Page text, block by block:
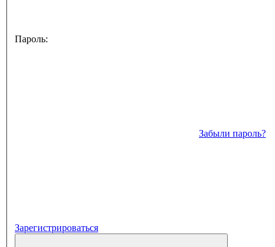
Пароль:
Забыли пароль?
Зарегистрироваться